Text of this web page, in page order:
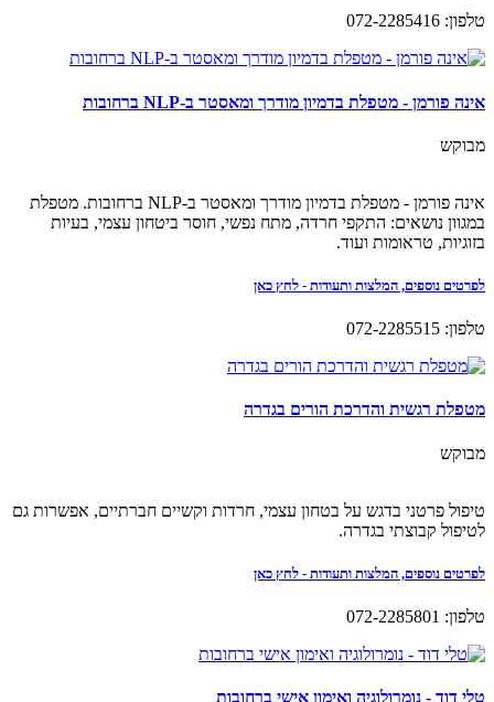
טלפון: 072-2285416
אינה פורמן - מטפלת בדמיון מודרך ומאסטר ב-NLP ברחובות
מבוקש
אינה פורמן - מטפלת בדמיון מודרך ומאסטר ב-NLP ברחובות. מטפלת
במגוון נושאים: התקפי חרדה, מתח נפשי, חוסר ביטחון עצמי, בעיות
בזוגיות, טראומות ועוד.
לפרטים נוספים, המלצות ותעודות - לחץ כאן
טלפון: 072-2285515
מטפלת רגשית והדרכת הורים בגדרה
מבוקש
טיפול פרטני בדגש על בטחון עצמי, חרדות וקשיים חברתיים, אפשרות גם
לטיפול קבוצתי בגדרה.
לפרטים נוספים, המלצות ותעודות - לחץ כאן
טלפון: 072-2285801
טלי דוד - נומרולוגיה ואימון אישי ברחובות